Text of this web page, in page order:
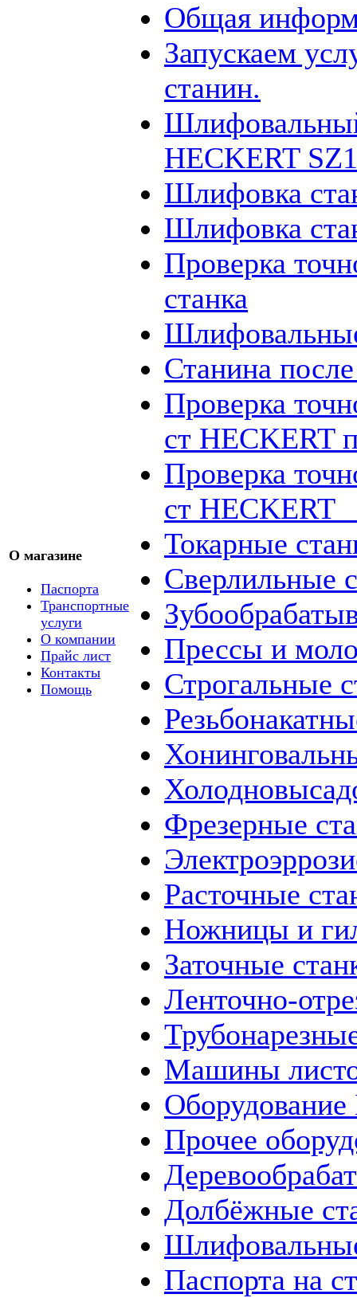
О магазине
Паспорта
Транспортные
услуги
О компании
Прайс лист
Контакты
Помощь
Общая
Запускаем
станин.
HECKERT
Шлифовка
Шлифовка
Проверка
станка
Станина
Проверка
ст HECKERT
Проверка
ст HECKERT
Токарные
Сверлильные
Прессы и
Строгальные
Фрезерные
Расточные
Ножницы и
Заточные
Ленточно-
Машины
Прочее
Долбёжные
Паспорта на